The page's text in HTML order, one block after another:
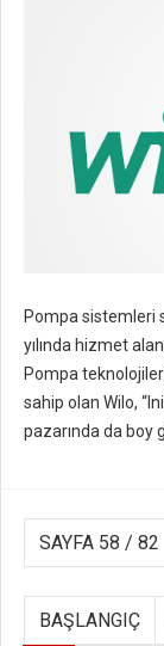
Pompa sistemleri
yılında hizmet
Pompa
sahip olan Wilo,
pazarında da boy
SAYFA 58 / 82
BAŞLANGIÇ